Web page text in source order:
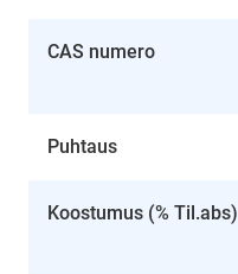
CAS numero
Puhtaus
Koostumus (% Til.abs)